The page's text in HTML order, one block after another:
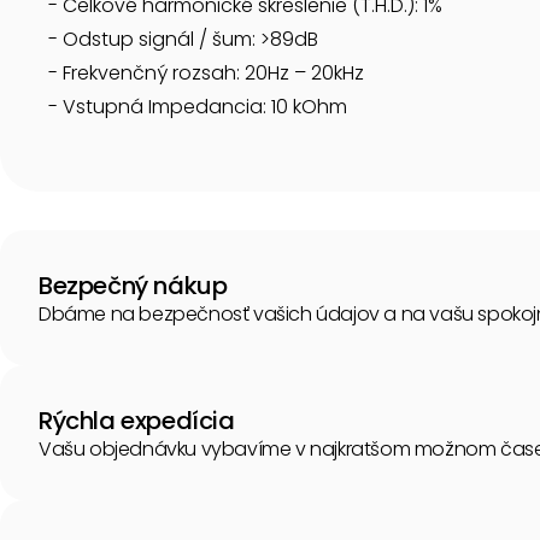
- Odstup signál / šum: >89dB
- Frekvenčný rozsah: 20Hz – 20kHz
- Vstupná Impedancia: 10 kOhm
Bezpečný nákup
Dbáme na bezpečnosť vašich údajov a na vašu
Rýchla expedícia
Vašu objednávku vybavíme v najkratšom možnom